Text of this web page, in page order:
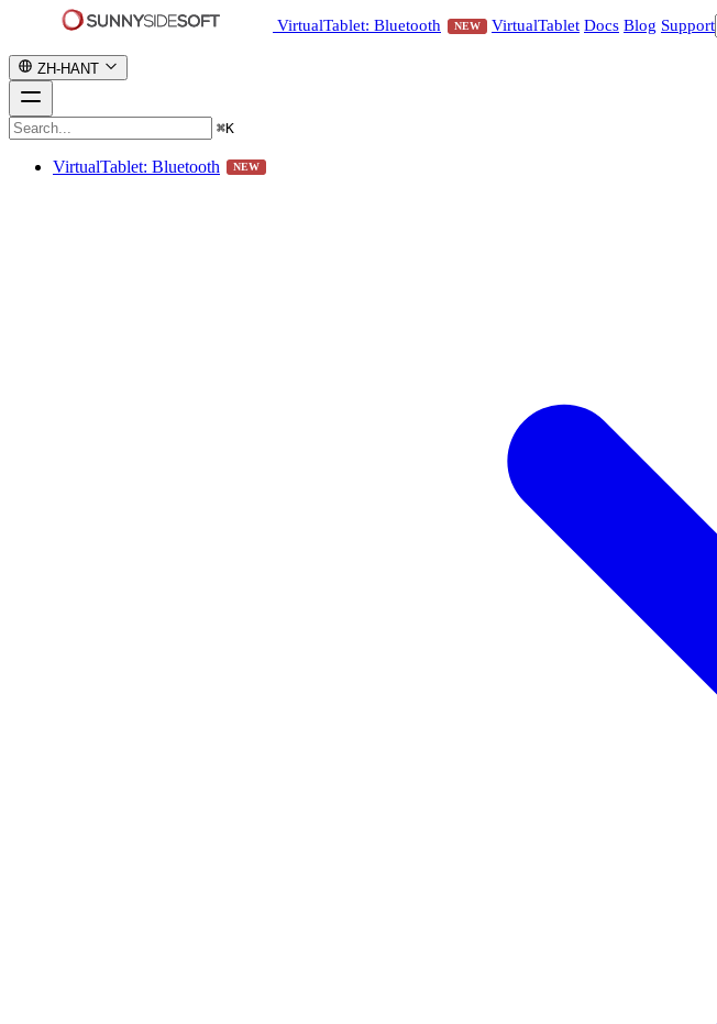
VirtualTablet: Bluetooth NEW VirtualTablet Docs Blog Support
ZH-HANT
⌘K
VirtualTablet: Bluetooth NEW